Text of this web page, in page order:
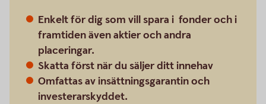
Enkelt för dig som vill spara i fonder och i
framtiden även aktier och andra
placeringar.
Skatta först när du säljer ditt innehav
Omfattas av insättningsgarantin och
investerarskyddet.